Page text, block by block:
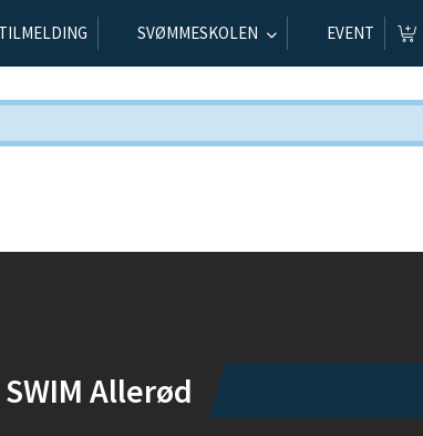
TILMELDING SVØMMESKOLEN EVENT
SWIM Allerød